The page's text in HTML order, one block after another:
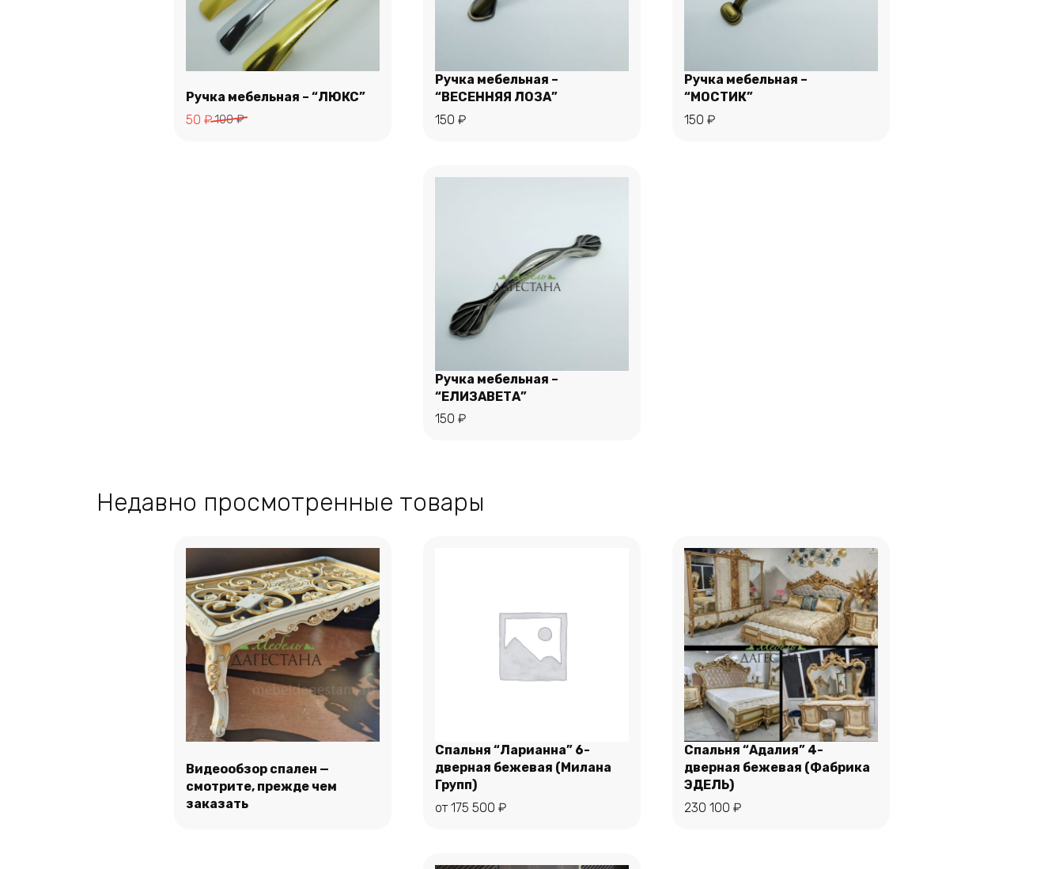
Ручка мебельная – “ЛЮКС”
100₽
Первоначальная
50 ₽
Текущая
Ручка мебельная –
“ВЕСЕННЯЯ ЛОЗА”
150 ₽
Ручка мебельная –
“МОСТИК”
150 ₽
Ручка мебельная –
“ЕЛИЗАВЕТА”
150 ₽
Недавно просмотренные товары
Подробнее
Видеообзор спален —
смотрите, прежде чем
заказать
Спальня “Ларианна” 6-
дверная бежевая (Милана
Групп)
от175 500 ₽
Спальня “Адалия” 4-
дверная бежевая (Фабрика
ЭДЕЛЬ)
230 100 ₽